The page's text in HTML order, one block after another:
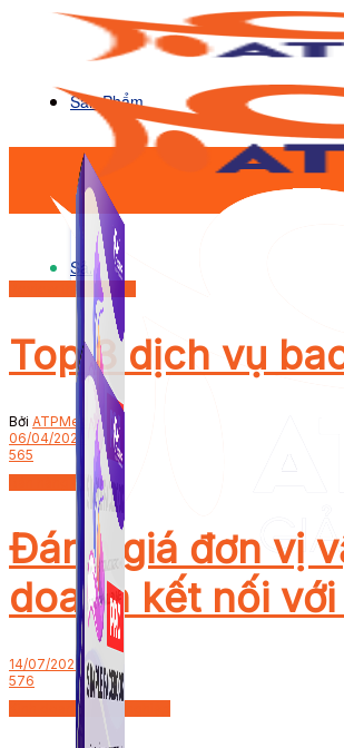
Sản Phẩm
Sản Phẩm
Review thương hiệu
Top 3 dịch vụ
Bởi ATPMedia
06/04/2023
565
Bán hàng online
Đánh giá đơn vị
doanh kết nối
14/07/2022
576
Kinh doanh - Khởi nghiệp